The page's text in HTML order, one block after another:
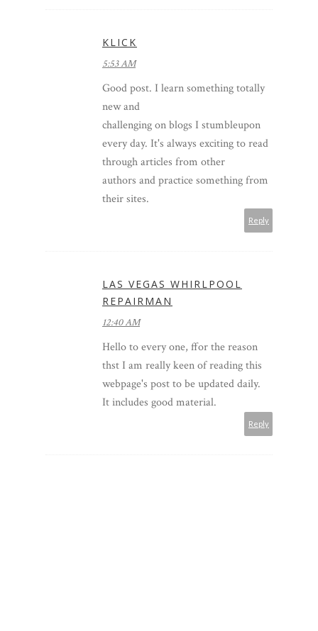
KLICK
5:53 AM
Good post. I learn something totally
new and
challenging on blogs I stumbleupon
every day. It's always exciting to read
through articles from other
authors and practice something from
their sites.
Reply
LAS VEGAS WHIRLPOOL
REPAIRMAN
12:40 AM
Hello to every one, ffor the reason
thst I am really keen of reading this
webpage's post to be updated daily.
It includes good material.
Reply